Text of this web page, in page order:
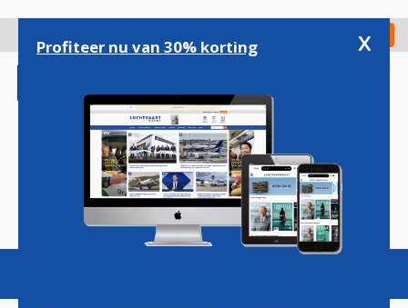
gaan
Check in
Magazine Podcasts Vacatures
Profiteer nu van 30% korting x